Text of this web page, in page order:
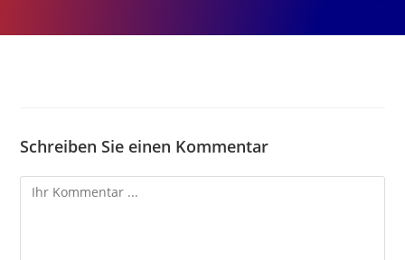
Schreiben Sie einen Kommentar